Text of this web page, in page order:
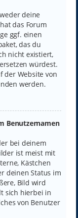
deine
das Forum
ggf. einen
das du
nicht existiert,
würdest.
der Website von
werden.
Benutzernamen
bei deinem
ist meist mit
Kästchen
deinen Status im
Bild wird
sich hierbei in
von Benutzer